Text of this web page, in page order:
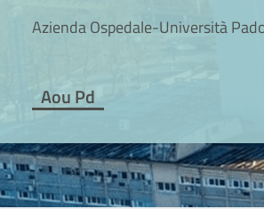
Azienda Ospedale-Università
Aou Pd